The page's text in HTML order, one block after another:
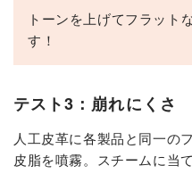
トーンを上げてフラット
す！
テスト3：崩れにくさ
人工皮革に各製品と同一の
皮脂を噴霧。スチームに当